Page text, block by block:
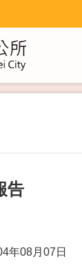
告
年08月07日